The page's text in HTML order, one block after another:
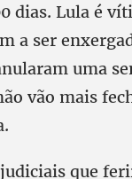
dias. Lula é
a ser
uma
vão mais
que